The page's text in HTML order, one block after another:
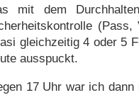
mit dem
gleichzeitig 4 oder 5
ausspuckt.
17 Uhr war ich